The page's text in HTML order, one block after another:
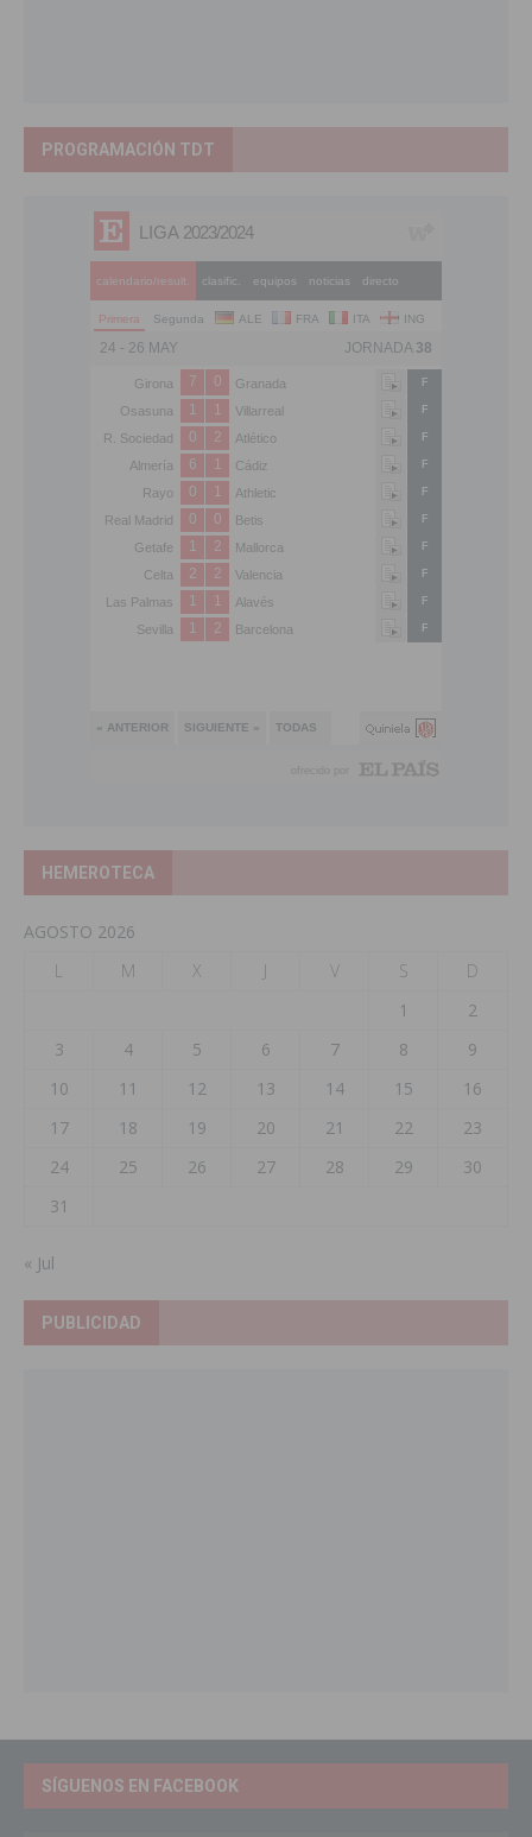
PROGRAMACIÓN TDT
HEMEROTECA
AGOSTO 2026
L
M X J V S
D
1
2
3
4 5 6 7 8
9
10
11 12 13 14 15
16
17
18 19 20 21 22
23
24
25 26 27 28 29
30
31
« Jul
PUBLICIDAD
SÍGUENOS EN FACEBOOK